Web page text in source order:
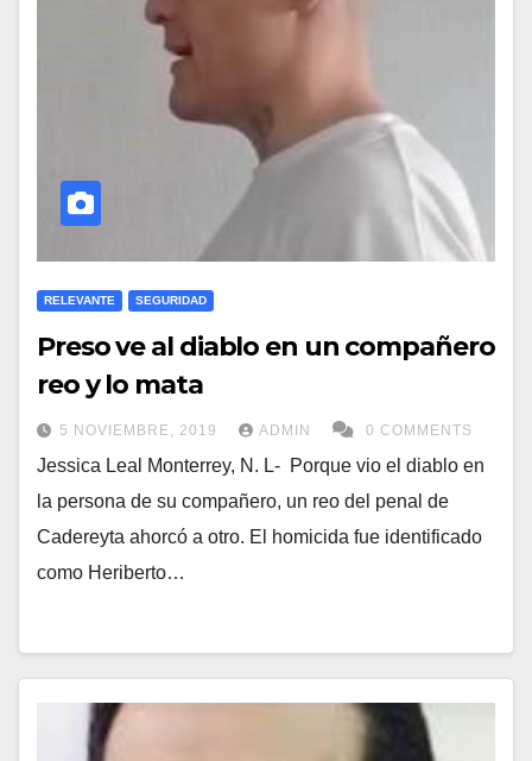
RELEVANTE SEGURIDAD
Preso ve al diablo en un compañero
reo y lo mata
5 NOVIEMBRE, 2019 ADMIN 0 COMMENTS
Jessica Leal Monterrey, N. L- Porque vio el diablo en
la persona de su compañero, un reo del penal de
Cadereyta ahorcó a otro. El homicida fue identificado
como Heriberto…